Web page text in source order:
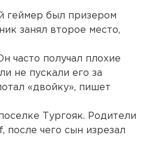
геймер был призером
занял второе место,
часто получал плохие
не пускали его за
«двойку», пишет
Тургояк. Родители
после чего сын изрезал